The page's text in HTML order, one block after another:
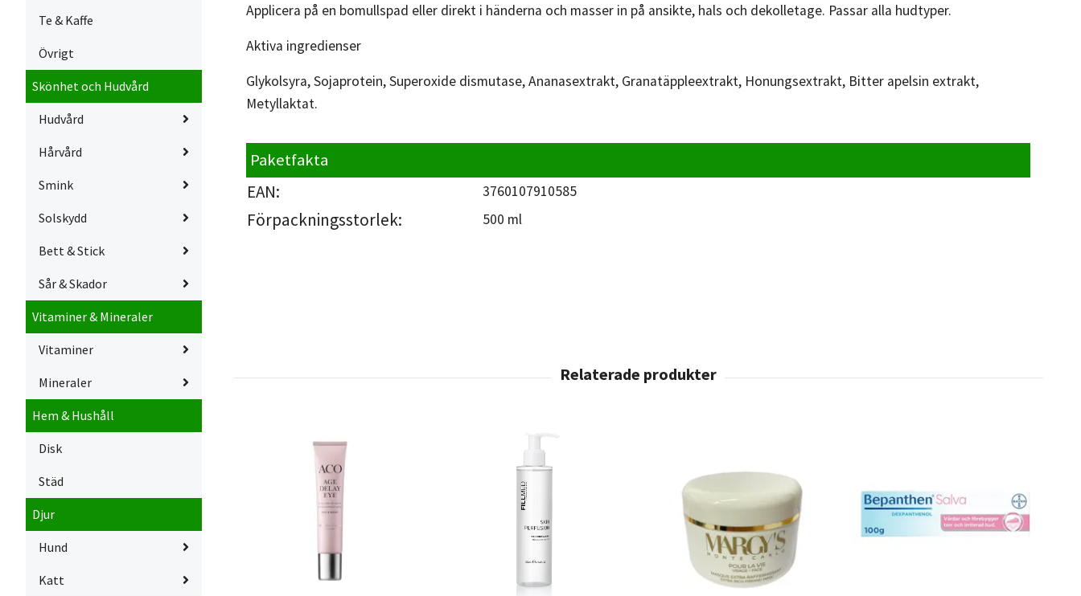
Te & Kaffe
Övrigt
Skönhet och Hudvård
Hudvård
Hårvård
Smink
Solskydd
Bett & Stick
Sår & Skador
Vitaminer & Mineraler
Vitaminer
Mineraler
Hem & Hushåll
Disk
Städ
Djur
Hund
Katt
Applicera på en bomullspad eller direkt i händerna och masser in på ansikte, hals och dekolletage. Passar alla hudtyper.
Aktiva ingredienser
Glykolsyra, Sojaprotein, Superoxide dismutase, Ananasextrakt, Granatäppleextrakt, Honungsextrakt, Bitter apelsin extrakt,
Metyllaktat.
Paketfakta
EAN: 3760107910585
Förpackningsstorlek: 500 ml